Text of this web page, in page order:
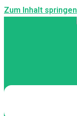
Zum Inhalt springen